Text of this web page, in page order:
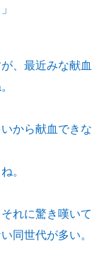
、最近みな献血
から献血できな
。
れに驚き嘆いて
同世代が多い。